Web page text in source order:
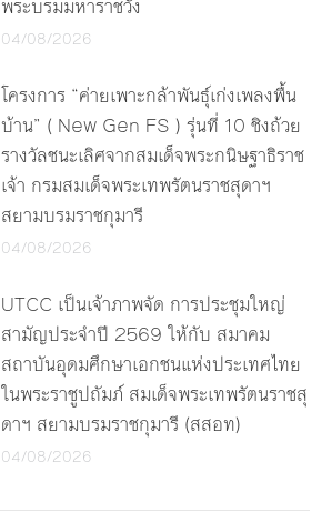
พระบรมมหาราชวัง
04/08/2026
โครงการ “ค่ายเพาะกล้าพันธุ์เก่งเพลงพื้น
บ้าน” ( New Gen FS ) รุ่นที่ 10 ชิงถ้วย
รางวัลชนะเลิศจากสมเด็จพระกนิษฐาธิราช
เจ้า กรมสมเด็จพระเทพรัตนราชสุดาฯ
สยามบรมราชกุมารี
04/08/2026
UTCC เป็นเจ้าภาพจัด การประชุมใหญ่
สามัญประจำปี 2569 ให้กับ สมาคม
สถาบันอุดมศึกษาเอกชนแห่งประเทศไทย
ในพระราชูปถัมภ์ สมเด็จพระเทพรัตนราชสุ
ดาฯ สยามบรมราชกุมารี (สสอท)
04/08/2026